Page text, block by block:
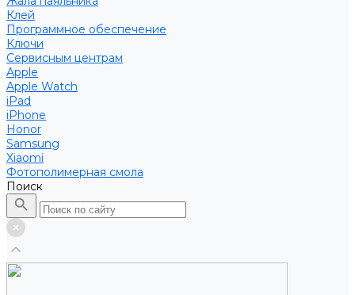
Клей
Программное обеспечение
Ключи
Сервисным центрам
Apple
Apple Watch
iPad
iPhone
Honor
Samsung
Xiaomi
Фотополимерная смола
Поиск